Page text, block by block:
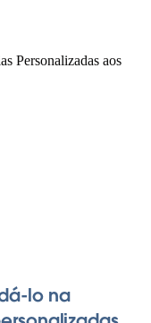
lo na